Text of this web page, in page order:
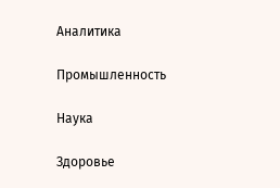
Аналитика
Промышленность
Наука
Здоровье